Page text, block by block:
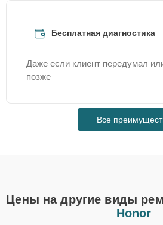
Бесплатная диагностика
Даже если клиент передумал
позже
Все
Цены на другие виды
Honor